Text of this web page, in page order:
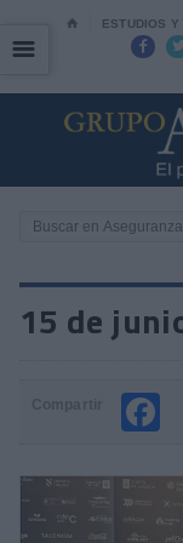
⌂ ESTUDIOS Y

☰
☰
15 de